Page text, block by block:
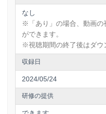
なし
※「あり」の場合、動画の
ができます。
※視聴期間の終了後はダウ
収録日
2024/05/24
研修の提供